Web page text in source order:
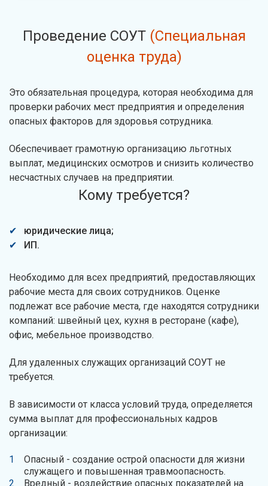
Проведение СОУТ (Специальная
оценка труда)
Это обязательная процедура, которая необходима для
проверки рабочих мест предприятия и определения
опасных факторов для здоровья сотрудника.
Обеспечивает грамотную организацию льготных
выплат, медицинских осмотров и снизить количество
несчастных случаев на предприятии.
Кому требуется?
юридические лица;
ИП.
Необходимо для всех предприятий, предоставляющих
рабочие места для своих сотрудников. Оценке
подлежат все рабочие места, где находятся сотрудники
компаний: швейный цех, кухня в ресторане (кафе),
офис, мебельное производство.
Для удаленных служащих организаций СОУТ не
требуется.
В зависимости от класса условий труда, определяется
сумма выплат для профессиональных кадров
организации:
Опасный - создание острой опасности для жизни
служащего и повышенная травмоопасность.
Вредный - воздействие опасных показателей на